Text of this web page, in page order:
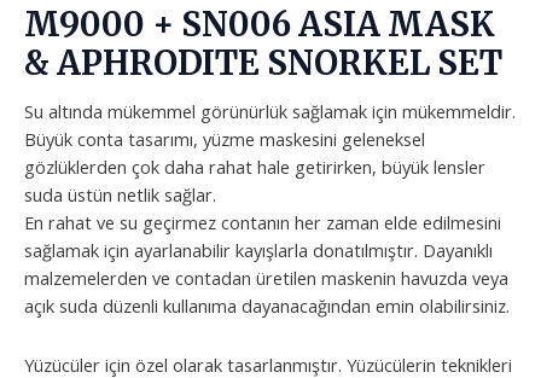
M9000 + SN006 ASIA MASK
& APHRODITE SNORKEL SET
Su altında mükemmel görünürlük sağlamak için mükemmeldir.
Büyük conta tasarımı, yüzme maskesini geleneksel
gözlüklerden çok daha rahat hale getirirken, büyük lensler
suda üstün netlik sağlar.
En rahat ve su geçirmez contanın her zaman elde edilmesini
sağlamak için ayarlanabilir kayışlarla donatılmıştır. Dayanıklı
malzemelerden ve contadan üretilen maskenin havuzda veya
açık suda düzenli kullanıma dayanacağından emin olabilirsiniz.
Yüzücüler için özel olarak tasarlanmıştır. Yüzücülerin teknikleri